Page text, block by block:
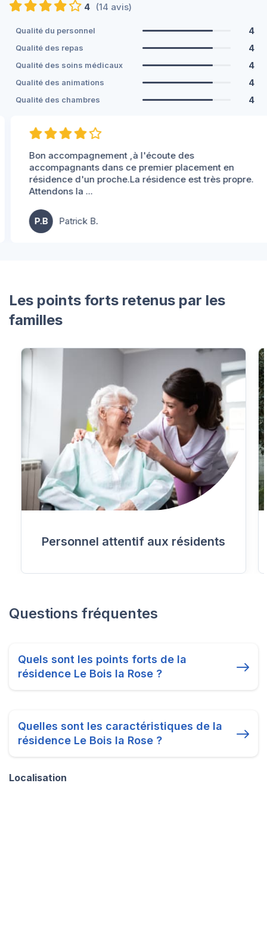
4 (14 avis)
Qualité du personnel 4
Qualité des repas 4
Qualité des soins médicaux 4
Qualité des animations 4
Qualité des chambres 4
Bon accompagnement ,à l'écoute des
accompagnants dans ce premier placement en
résidence d'un proche.La résidence est très propre.
Attendons la ...
P.B Patrick B.
Les points forts retenus par les
familles
Personnel attentif aux résidents
Questions fréquentes
Quels sont les points forts de la
résidence Le Bois la Rose ?
Quelles sont les caractéristiques de la
résidence Le Bois la Rose ?
Localisation